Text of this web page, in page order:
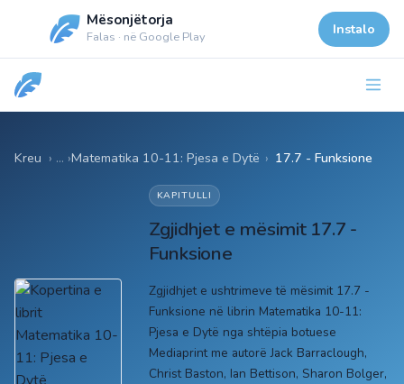
Mësonjëtorja
Falas · në Google Play Instalo
Kreu Matematika 10-11: Pjesa e Dytë › 17.7 - Funksione
KAPITULLI
Zgjidhjet e mësimit 17.7 -
Funksione
Zgjidhjet e ushtrimeve të mësimit 17.7 -
Funksione në librin Matematika 10-11:
Pjesa e Dytë nga shtëpia botuese
Mediaprint me autorë Jack Barraclough,
Christ Baston, Ian Bettison, Sharon Bolger,